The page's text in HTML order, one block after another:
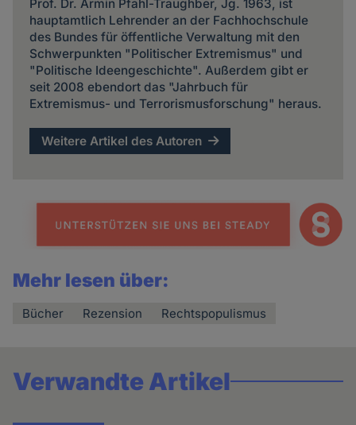
Prof. Dr. Armin Pfahl-Traughber, Jg. 1963, ist
hauptamtlich Lehrender an der Fachhochschule
des Bundes für öffentliche Verwaltung mit den
Schwerpunkten "Politischer Extremismus" und
"Politische Ideengeschichte". Außerdem gibt er
seit 2008 ebendort das "Jahrbuch für
Extremismus- und Terrorismusforschung" heraus.
Weitere Artikel des Autoren
Mehr lesen über:
Bücher Rezension Rechtspopulismus
Verwandte Artikel